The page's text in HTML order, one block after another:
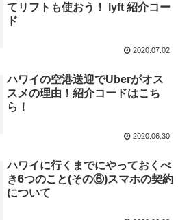
てリフトも使おう！ lyft 紹介コー
ド
2020.07.02
ハワイの空港送迎でUberがオス
スメの理由！紹介コードはこち
ら！
2020.06.30
ハワイに行くまでにやっておくべ
き6つのこと(その⑥)スマホの契約
について